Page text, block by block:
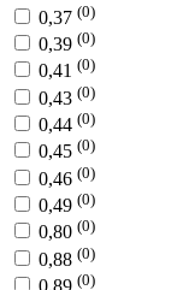
0,37 (0)
0,39 (0)
0,41 (0)
0,43 (0)
0,44 (0)
0,45 (0)
0,46 (0)
0,49 (0)
0,80 (0)
0,88 (0)
0,89 (0)